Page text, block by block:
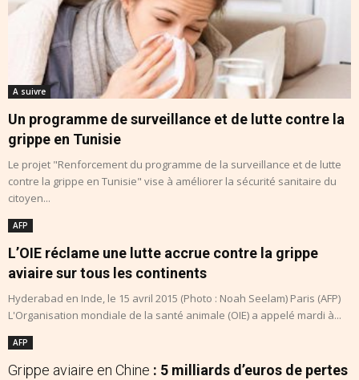
A suivre
Un programme de surveillance et de lutte contre la
grippe en Tunisie
Le projet "Renforcement du programme de la surveillance et de lutte
contre la grippe en Tunisie" vise à améliorer la sécurité sanitaire du
citoyen...
AFP
L’OIE réclame une lutte accrue contre la grippe
aviaire sur tous les continents
Hyderabad en Inde, le 15 avril 2015 (Photo : Noah Seelam) Paris (AFP)
L'Organisation mondiale de la santé animale (OIE) a appelé mardi à...
AFP
Grippe aviaire en Chine : 5 milliards d’euros de pertes